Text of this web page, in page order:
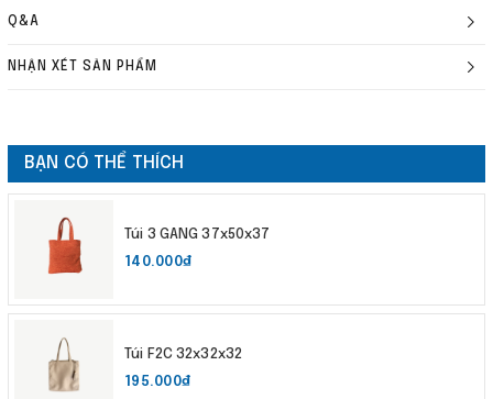
Q&A
NHẬN XÉT SẢN PHẨM
BẠN CÓ THỂ THÍCH
Túi 3 GANG 37x50x37
140.000₫
Túi F2C 32x32x32
195.000₫